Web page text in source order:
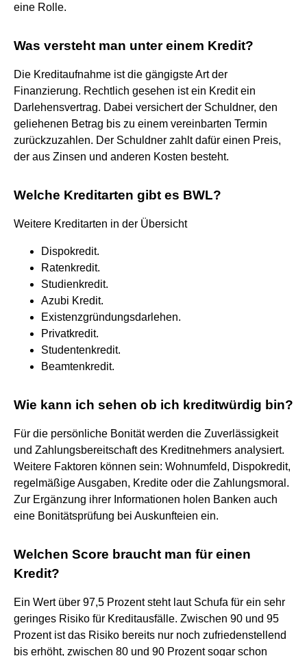
eine Rolle.
Was versteht man unter einem Kredit?
Die Kreditaufnahme ist die gängigste Art der
Finanzierung. Rechtlich gesehen ist ein Kredit ein
Darlehensvertrag. Dabei versichert der Schuldner, den
geliehenen Betrag bis zu einem vereinbarten Termin
zurückzuzahlen. Der Schuldner zahlt dafür einen Preis,
der aus Zinsen und anderen Kosten besteht.
Welche Kreditarten gibt es BWL?
Weitere Kreditarten in der Übersicht
Dispokredit.
Ratenkredit.
Studienkredit.
Azubi Kredit.
Existenzgründungsdarlehen.
Privatkredit.
Studentenkredit.
Beamtenkredit.
Wie kann ich sehen ob ich kreditwürdig bin?
Für die persönliche Bonität werden die Zuverlässigkeit
und Zahlungsbereitschaft des Kreditnehmers analysiert.
Weitere Faktoren können sein: Wohnumfeld, Dispokredit,
regelmäßige Ausgaben, Kredite oder die Zahlungsmoral.
Zur Ergänzung ihrer Informationen holen Banken auch
eine Bonitätsprüfung bei Auskunfteien ein.
Welchen Score braucht man für einen
Kredit?
Ein Wert über 97,5 Prozent steht laut Schufa für ein sehr
geringes Risiko für Kreditausfälle. Zwischen 90 und 95
Prozent ist das Risiko bereits nur noch zufriedenstellend
bis erhöht, zwischen 80 und 90 Prozent sogar schon